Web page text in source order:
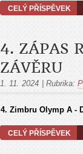
CELÝ PŘÍSPĚVEK
4. ZÁPAS
ZÁVĚRU
1. 11. 2024 Rubrika:
4. Zimbru Olymp A -
CELÝ PŘÍSPĚVEK